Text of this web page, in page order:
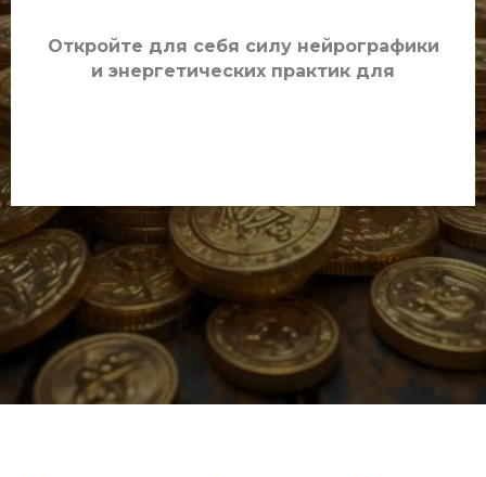
Откройте для себя силу нейрографики
и энергетических практик для